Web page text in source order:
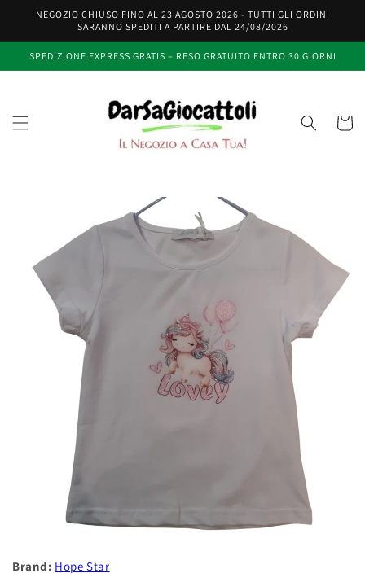
direttamente
ai contenuti
NEGOZIO CHIUSO FINO AL 23 AGOSTO 2026 - TUTTI GLI ORDINI
SARANNO SPEDITI A PARTIRE DAL 24/08/2026
SPEDIZIONE EXPRESS GRATIS – RESO GRATUITO ENTRO 30 GIORNI
Carrello
Brand: Hope Star